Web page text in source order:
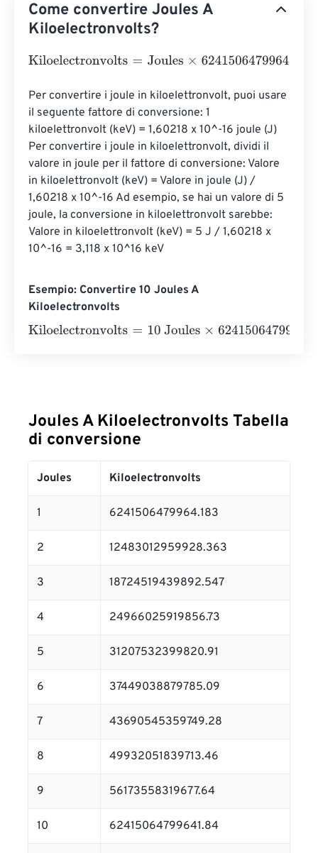
Come convertire Joules A
Kiloelectronvolts?
Kiloelectronvolts=Joules×6241506479964.183
Per convertire i joule in kiloelettronvolt, puoi usare
il seguente fattore di conversione: 1
kiloelettronvolt (keV) = 1,60218 x 10^-16 joule (J)
Per convertire i joule in kiloelettronvolt, dividi il
valore in joule per il fattore di conversione: Valore
in kiloelettronvolt (keV) = Valore in joule (J) /
1,60218 x 10^-16 Ad esempio, se hai un valore di 5
joule, la conversione in kiloelettronvolt sarebbe:
Valore in kiloelettronvolt (keV) = 5 J / 1,60218 x
10^-16 = 3,118 x 10^16 keV
Esempio: Convertire 10 Joules A
Kiloelectronvolts
Kiloelectronvolts=10 Joules×6241506479964.183=
Joules A Kiloelectronvolts Tabella
di conversione
Joules Kiloelectronvolts
1 6241506479964.183
2 12483012959928.363
3 18724519439892.547
4 24966025919856.73
5 31207532399820.91
6 37449038879785.09
7 43690545359749.28
8 49932051839713.46
9 56173558319677.64
10 62415064799641.84